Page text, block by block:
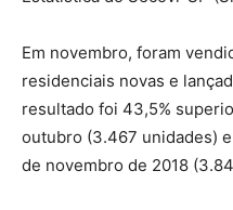
Em novembro, foram
residenciais novas e
resultado foi 43,5%
outubro (3.467 unidades)
de novembro de 2018